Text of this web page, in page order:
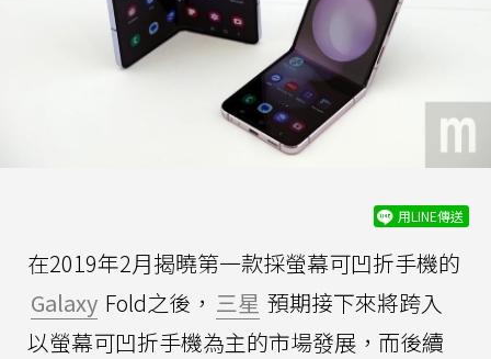
用LINE傳送
在2019年2月揭曉第一款採螢幕可凹折手機的
Galaxy Fold之後， 三星 預期接下來將跨入
以螢幕可凹折手機為主的市場發展，而後續